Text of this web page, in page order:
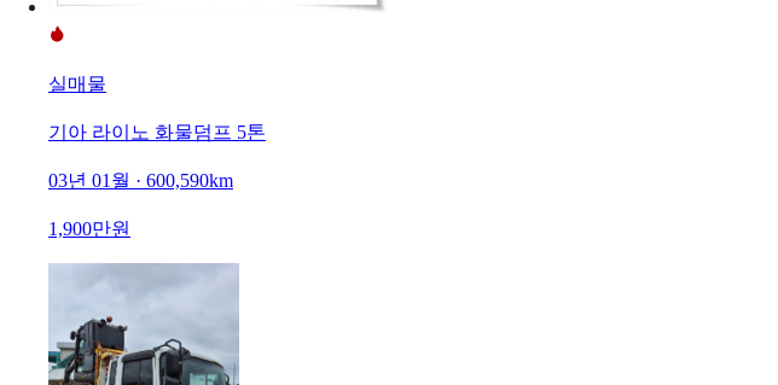
실매물
기아 라이노 화물덤프 5톤
03년 01월 · 600,590km
1,900만원